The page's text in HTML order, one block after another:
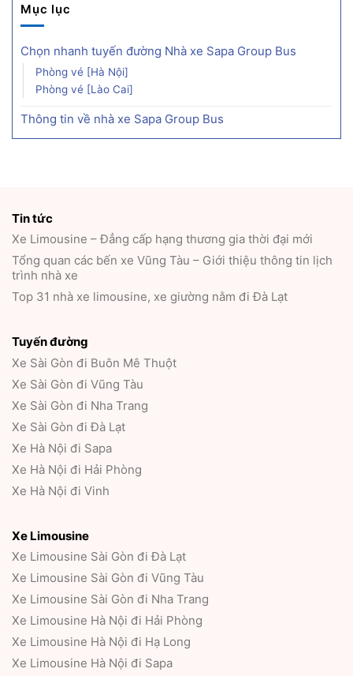
Mục lục
Chọn nhanh tuyến đường Nhà xe Sapa Group Bus
Phòng vé [Hà Nội]
Phòng vé [Lào Cai]
Thông tin về nhà xe Sapa Group Bus
Tin tức
Xe Limousine – Đẳng cấp hạng thương gia thời đại mới
Tổng quan các bến xe Vũng Tàu – Giới thiệu thông tin lịch
trình nhà xe
Top 31 nhà xe limousine, xe giường nằm đi Đà Lạt
Tuyến đường
Xe Sài Gòn đi Buôn Mê Thuột
Xe Sài Gòn đi Vũng Tàu
Xe Sài Gòn đi Nha Trang
Xe Sài Gòn đi Đà Lạt
Xe Hà Nội đi Sapa
Xe Hà Nội đi Hải Phòng
Xe Hà Nội đi Vinh
Xe Limousine
Xe Limousine Sài Gòn đi Đà Lạt
Xe Limousine Sài Gòn đi Vũng Tàu
Xe Limousine Sài Gòn đi Nha Trang
Xe Limousine Hà Nội đi Hải Phòng
Xe Limousine Hà Nội đi Hạ Long
Xe Limousine Hà Nội đi Sapa